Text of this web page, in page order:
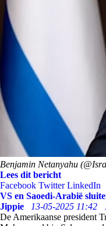
Benjamin Netanyahu
Lees dit bericht
Facebook Twitter LinkedIn
VS en Saoedi-Arabië
Jippie
13-05-2025 11:42
De Amerikaanse president